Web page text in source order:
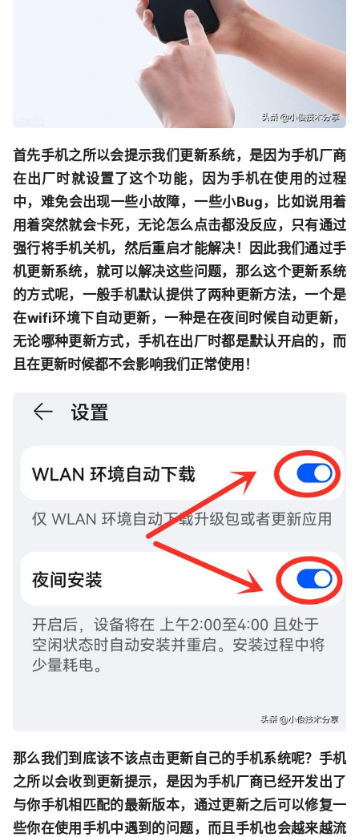
首先手机之所以会提示我们更新系统，是因为手机厂商
在出厂时就设置了这个功能，因为手机在使用的过程
中，难免会出现一些小故障，一些小Bug，比如说用着
用着突然就会卡死，无论怎么点击都没反应，只有通过
强行将手机关机，然后重启才能解决！因此我们通过手
机更新系统，就可以解决这些问题，那么这个更新系统
的方式呢，一般手机默认提供了两种更新方法，一个是
在wifi环境下自动更新，一种是在夜间时候自动更新，
无论哪种更新方式，手机在出厂时都是默认开启的，而
且在更新时候都不会影响我们正常使用！
那么我们到底该不该点击更新自己的手机系统呢？手机
之所以会收到更新提示，是因为手机厂商已经开发出了
与你手机相匹配的最新版本，通过更新之后可以修复一
些你在使用手机中遇到的问题，而且手机也会越来越流